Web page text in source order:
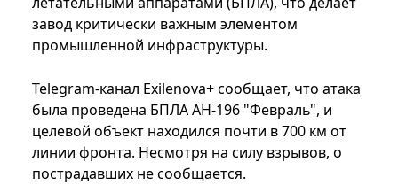
завод критически важным элементом
промышленной инфраструктуры.
Telegram-канал Exilenova+ сообщает, что атака
была проведена БПЛА АН-196 "Февраль", и
целевой объект находился почти в 700 км от
линии фронта. Несмотря на силу взрывов, о
пострадавших не сообщается.